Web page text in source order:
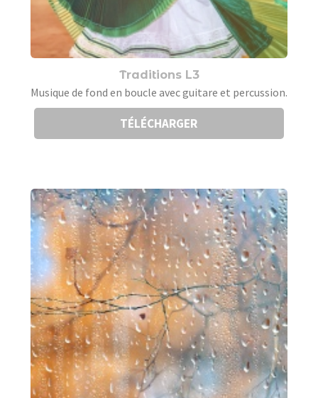
Traditions L3
Musique de fond en boucle avec guitare et percussion.
TÉLÉCHARGER